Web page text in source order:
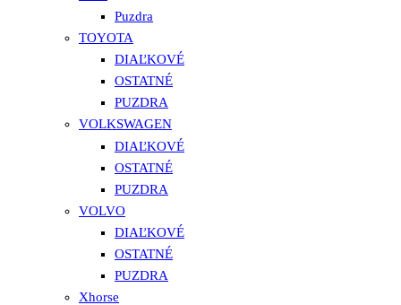
Puzdra
TOYOTA
DIAĽKOVÉ
OSTATNÉ
PUZDRA
VOLKSWAGEN
DIAĽKOVÉ
OSTATNÉ
PUZDRA
VOLVO
DIAĽKOVÉ
OSTATNÉ
PUZDRA
Xhorse